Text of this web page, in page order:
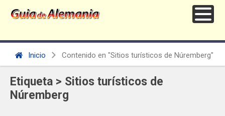
Inicio Contenido en "Sitios turísticos de Núremberg"
Etiqueta > Sitios turísticos de
Núremberg